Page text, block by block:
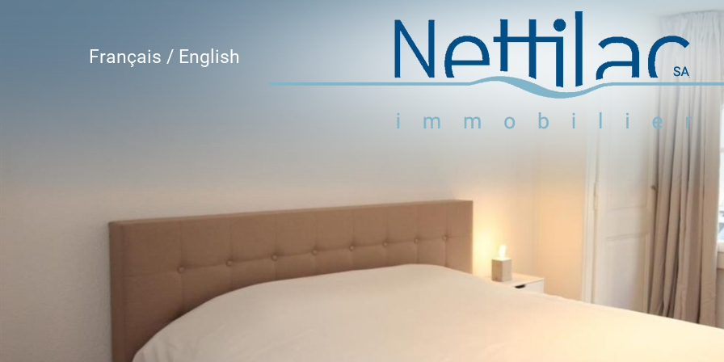
Français / English
Logements meublés
Logements non meublés
Parkings et garages
+41 22 312 04 75
^